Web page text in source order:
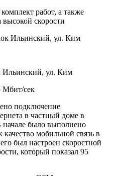
работ, а также
скорости
Ильинский, ул. Ким
Мбит/сек
подключение
в частный доме в
было выполнено
мобильной связь в
был настроен скоростной
который показал 95